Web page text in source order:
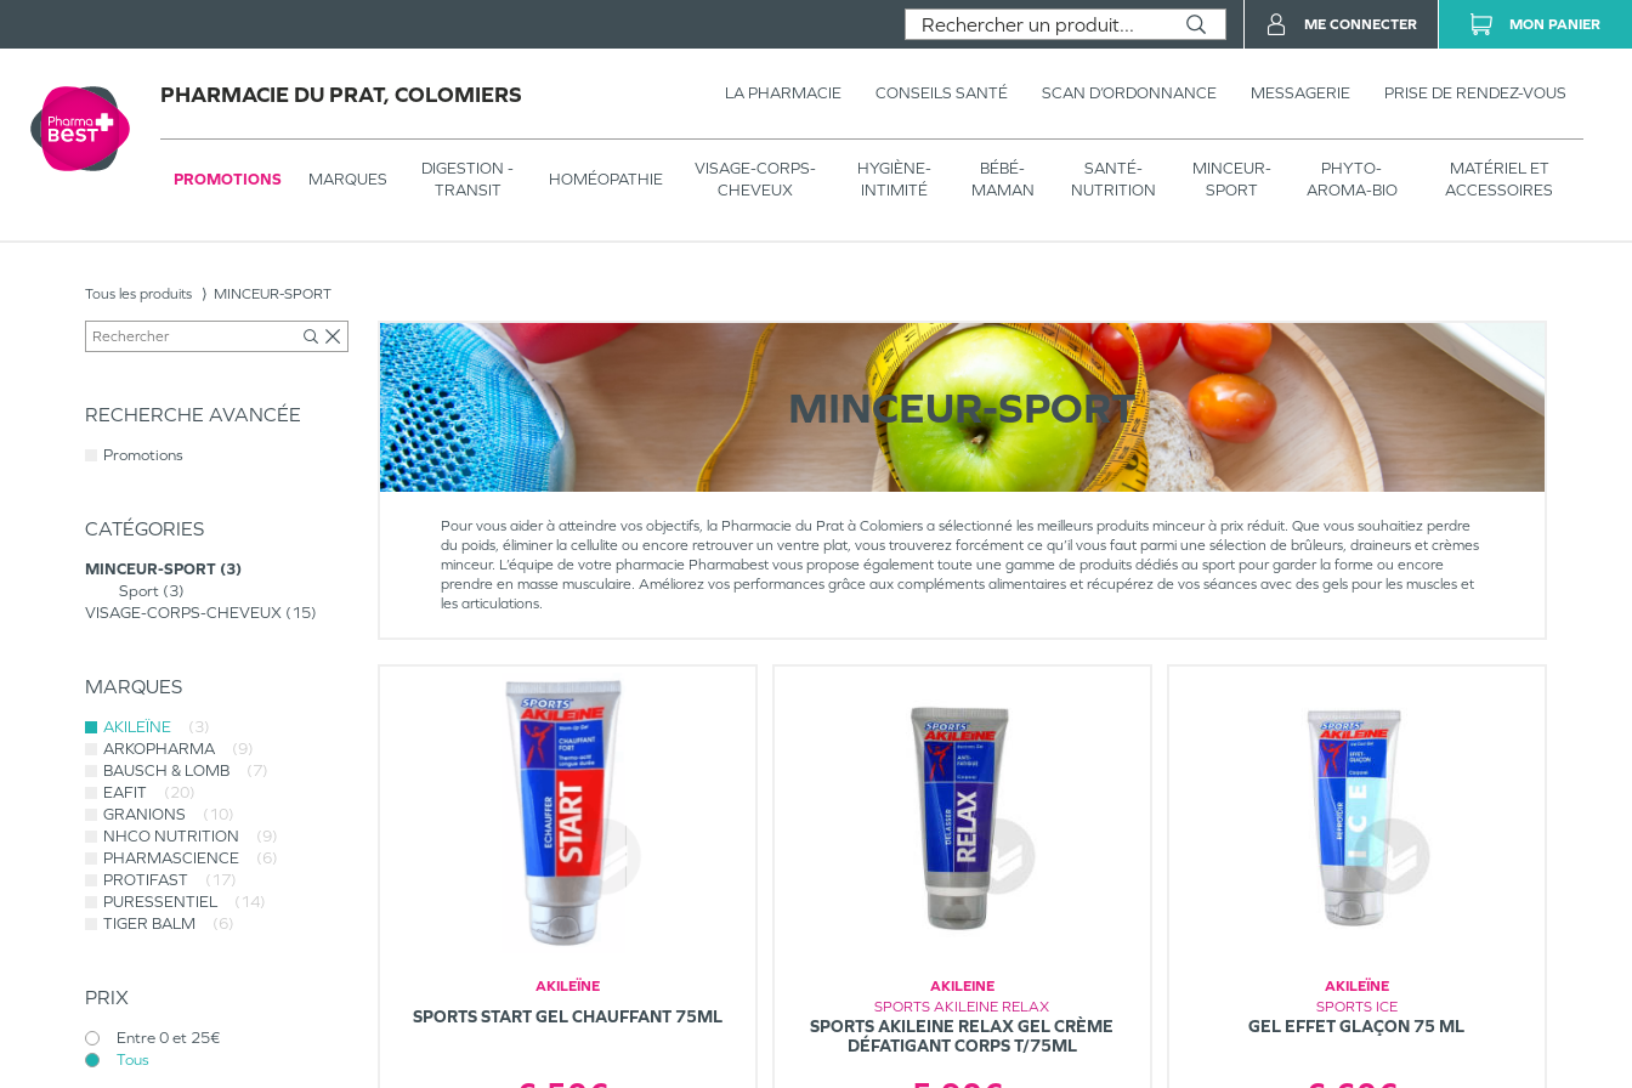
PHARMACIE DU PRAT, COLOMIERS LA PHARMACIE CONSEILS SANTÉ SCAN D’ORDONNANCE MESSAGERIE PRISE DE RENDEZ-VOUS
PROMOTIONS MARQUES
DIGESTION -
TRANSIT
HOMÉOPATHIE
VISAGE-CORPS-
CHEVEUX
HYGIÈNE-
INTIMITÉ
BÉBÉ-
MAMAN
SANTÉ-
NUTRITION
MINCEUR-
SPORT
PHYTO-
AROMA-BIO
MATÉRIEL ET
ACCESSOIRES
ME CONNECTER MON PANIER
Tous les produits MINCEUR-SPORT
RECHERCHE AVANCÉE
Promotions
CATÉGORIES
MINCEUR-SPORT 3
Sport 3
VISAGE-CORPS-CHEVEUX
15
MARQUES
AKILEÏNE
(3)
ARKOPHARMA
(9)
BAUSCH & LOMB
(7)
EAFIT
(20)
GRANIONS
(10)
NHCO NUTRITION
(9)
PHARMASCIENCE
(6)
PROTIFAST
(17)
PURESSENTIEL
(14)
TIGER BALM
(6)
PRIX
Entre 0 et 25€
Tous
MINCEUR-SPORT
Pour vous aider à atteindre vos objectifs, la Pharmacie du Prat à Colomiers a sélectionné les meilleurs produits minceur à prix réduit. Que vous souhaitiez perdre
du poids, éliminer la cellulite ou encore retrouver un ventre plat, vous trouverez forcément ce qu’il vous faut parmi une sélection de brûleurs, draineurs et crèmes
minceur. L’équipe de votre pharmacie Pharmabest vous propose également toute une gamme de produits dédiés au sport pour garder la forme ou encore
prendre en masse musculaire. Améliorez vos performances grâce aux compléments alimentaires et récupérez de vos séances avec des gels pour les muscles et
les articulations.
AKILEÏNE
SPORTS START GEL CHAUFFANT 75ML
AKILEINE
SPORTS AKILEINE RELAX
SPORTS AKILEINE RELAX GEL CRÈME
DÉFATIGANT CORPS T/75ML
AKILEÏNE
SPORTS ICE
GEL EFFET GLAÇON 75 ML